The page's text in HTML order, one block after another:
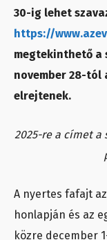
30-ig lehet
https://
megtekinthető a
november 28-tól
elrejtenek.
2025-re a címet a
A nyertes fafajt
honlapján és az
közre december